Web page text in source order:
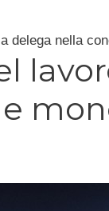
delega nella